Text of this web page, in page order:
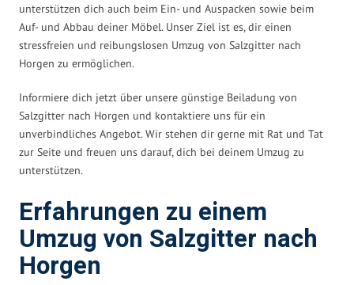
unterstützen dich auch beim Ein- und Auspacken sowie beim
Auf- und Abbau deiner Möbel. Unser Ziel ist es, dir einen
stressfreien und reibungslosen Umzug von Salzgitter nach
Horgen zu ermöglichen.
Informiere dich jetzt über unsere günstige Beiladung von
Salzgitter nach Horgen und kontaktiere uns für ein
unverbindliches Angebot. Wir stehen dir gerne mit Rat und Tat
zur Seite und freuen uns darauf, dich bei deinem Umzug zu
unterstützen.
Erfahrungen zu einem
Umzug von Salzgitter nach
Horgen